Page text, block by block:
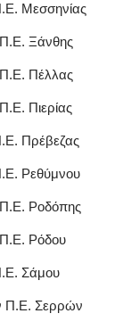
Μεσσηνίας
Ξάνθης
Πέλλας
Πιερίας
Πρέβεζας
Ρεθύμνου
Ροδόπης
Ρόδου
Σάμου
Π.Ε. Σερρών